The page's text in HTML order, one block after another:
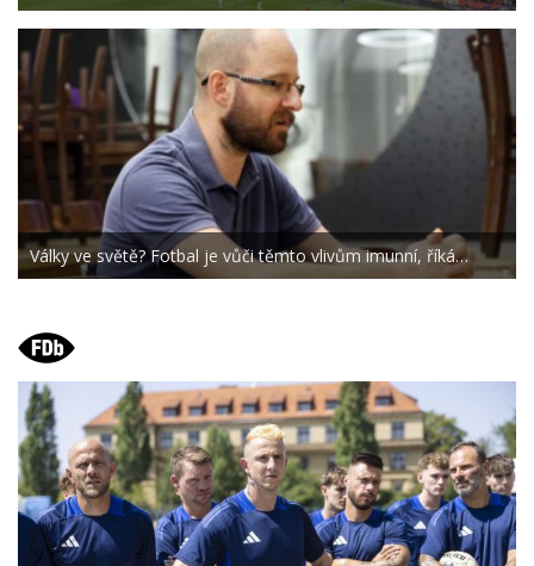
Války ve světě? Fotbal je vůči těmto vlivům imunní, říká…